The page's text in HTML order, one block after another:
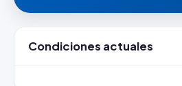
Condiciones actuales